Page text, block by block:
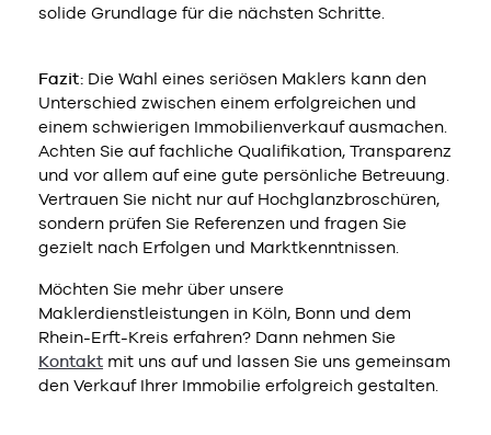
solide Grundlage für die nächsten Schritte.
Fazit: Die Wahl eines seriösen Maklers kann den
Unterschied zwischen einem erfolgreichen und
einem schwierigen Immobilienverkauf ausmachen.
Achten Sie auf fachliche Qualifikation, Transparenz
und vor allem auf eine gute persönliche Betreuung.
Vertrauen Sie nicht nur auf Hochglanzbroschüren,
sondern prüfen Sie Referenzen und fragen Sie
gezielt nach Erfolgen und Marktkenntnissen.
Möchten Sie mehr über unsere
Maklerdienstleistungen in Köln, Bonn und dem
Rhein-Erft-Kreis erfahren? Dann nehmen Sie
Kontakt mit uns auf und lassen Sie uns gemeinsam
den Verkauf Ihrer Immobilie erfolgreich gestalten.